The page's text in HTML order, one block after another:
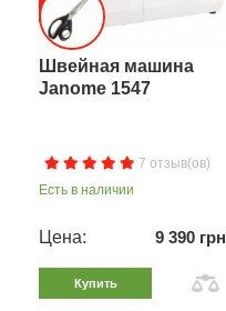
Швейная машина
Janome 1547
7 отзыв(ов)
Есть в наличии
Цена: 9 390 грн
Купить